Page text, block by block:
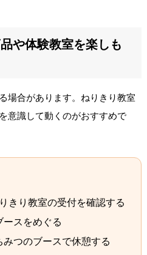
や体験教室を楽しも
場合があります。ねりきり教室
意識して動くのがおすすめで
きり教室の受付を確認する
スをめぐる
つのブースで休憩する